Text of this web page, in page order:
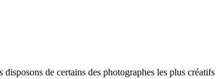
de certains des photographes les plus créatifs